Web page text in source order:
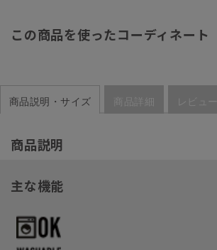
この商品を使ったコーディネート
商品説明・サイズ 商品詳細 レビュー
商品説明
主な機能